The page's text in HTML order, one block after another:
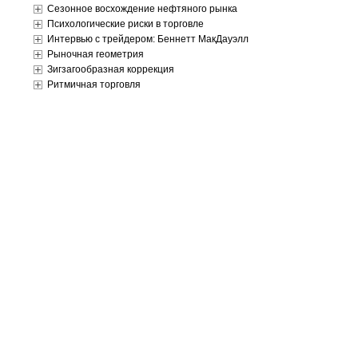
Сезонное восхождение нефтяного рынка
Психологические риски в торговле
Интервью с трейдером: Беннетт МакДауэлл
Рыночная геометрия
Зигзагообразная коррекция
Ритмичная торговля